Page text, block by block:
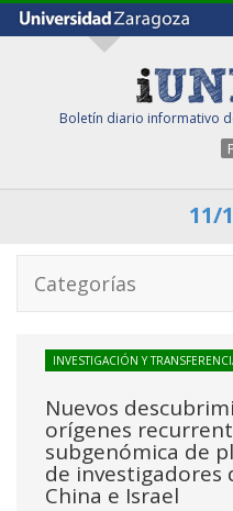
Boletín diario informativo
11/
Categorías
INVESTIGACIÓN Y
Nuevos
orígenes
subgenómica de
de investigadores
China e Israel